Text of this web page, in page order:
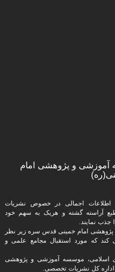
آموزشی و پژوهشی امام
اطلاعات اجمالی در خصوص نشریات
آراسته گشته و هریک به سهم خود
جذب نمایند.
امام خمینی قدس سره زیر نظر
چاپ می کند که مورد استقبال مجامع علمی و
اسلامی، موسسه آموزشی و پژوهشی
اداره كل نشریات تخصصی.